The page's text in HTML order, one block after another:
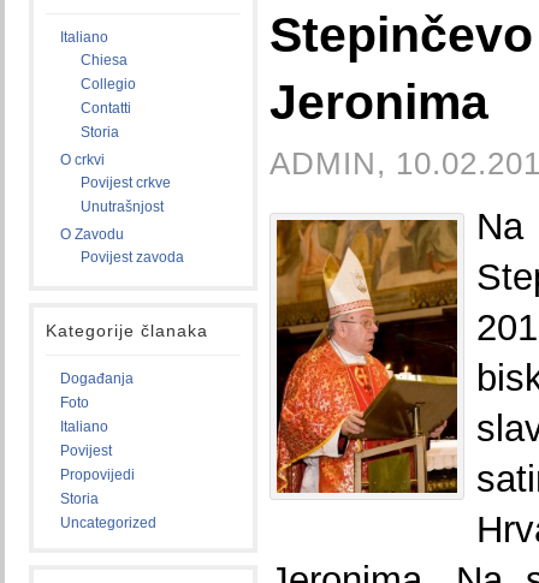
Italiano
Chiesa
Collegio
Contatti
Storia
O crkvi
Povijest crkve
Unutrašnjost
O Zavodu
Povijest zavoda
Kategorije članaka
Događanja
Foto
Italiano
Povijest
Propovijedi
Storia
Uncategorized
Jeronima
ADMIN,